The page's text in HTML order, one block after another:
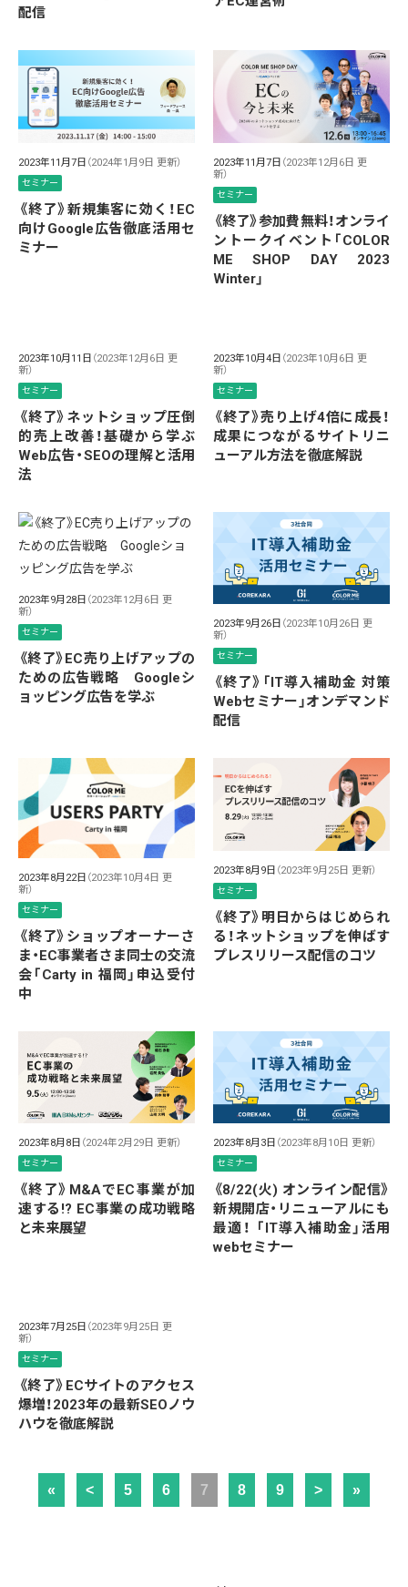
配信
2023年11月7日 （2024年1月9日 更新）
セミナー
《終了》新規集客に効く！EC
向けGoogle広告徹底活用セ
ミナー
2023年11月7日 （2023年12月6日 更
新）
セミナー
《終了》参加費無料！オンライ
ントークイベント「COLOR
ME SHOP DAY 2023
Winter」
2023年10月11日 （2023年12月6日 更
新）
セミナー
《終了》ネットショップ圧倒
的売上改善！基礎から学ぶ
Web広告・SEOの理解と活用
法
2023年10月4日 （2023年10月6日 更
新）
セミナー
《終了》売り上げ4倍に成長！
成果につながるサイトリニ
ューアル方法を徹底解説
2023年9月28日 （2023年12月6日 更
新）
セミナー
《終了》EC売り上げアップの
ための広告戦略 Googleシ
ョッピング広告を学ぶ
2023年9月26日 （2023年10月26日 更
新）
セミナー
《終了》「IT導入補助金 対策
Webセミナー」オンデマンド
配信
2023年8月22日 （2023年10月4日 更
新）
セミナー
《終了》ショップオーナーさ
ま・EC事業者さま同士の交流
会「Carty in 福岡」申込受付
中
2023年8月9日 （2023年9月25日 更新）
セミナー
《終了》明日からはじめられ
る！ネットショップを伸ばす
プレスリリース配信のコツ
2023年8月8日 （2024年2月29日 更新）
セミナー
《終了》M&AでEC事業が加
速する!? EC事業の成功戦略
と未来展望
2023年8月3日 （2023年8月10日 更新）
セミナー
《8/22(火) オンライン配信》
新規開店・リニューアルにも
最適！ 「IT導入補助金」活用
webセミナー
2023年7月25日 （2023年9月25日 更
新）
セミナー
《終了》ECサイトのアクセス
爆増！2023年の最新SEOノウ
ハウを徹底解説
« < 5 6 7 8 9 > »